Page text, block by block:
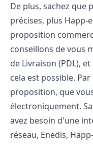
De plus, sachez que
précises, plus
proposition
conseillons de vous
de Livraison (PDL),
cela est possible.
proposition, que
électroniquement.
avez besoin d'une
réseau, Enedis,